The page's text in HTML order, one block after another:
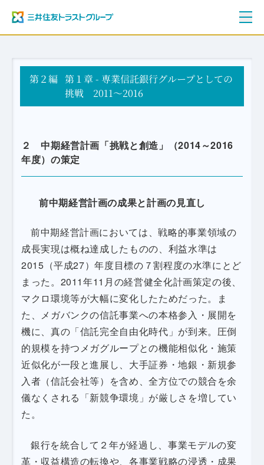
ご挨拶
三井住友トラストグループ100年史
資料編
年表
第２編 第１章 - 専業信託銀行グループとしての
挑戦 2011～2016
２ 中期経営計画「挑戦と創造」（2014～2016
年度）の策定
前中期経営計画の成果と計画の見直し
前中期経営計画においては、戦略的事業領域の
成長実現は概ね達成したものの、利益水準は
2015（平成27）年度目標の７割程度の水準にとど
まった。2011年11月の経営健全化計画策定の後、
マクロ環境等が大幅に変化したためだった。ま
た、メガバンクの信託事業への本格参入・展開を
機に、真の「信託完全自由化時代」が到来。圧倒
的規模を持つメガグループとの機能相似化・施策
近似化が一段と進展し、大手証券・地銀・新規参
入者（信託会社等）を含め、全方位での競合を余
儀なくされる「新競争環境」が厳しさを増してい
た。
銀行を統合して２年が経過し、事業モデルの変
革・収益構造の転換や、各事業戦略の浸透・成果